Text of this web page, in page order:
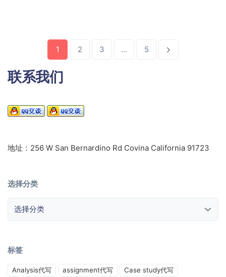
1 2 3 … 5
联系我们
地址：256 W San Bernardino Rd Covina California 91723
选择分类
标签
Analysis代写 assignment代写
Case study代写